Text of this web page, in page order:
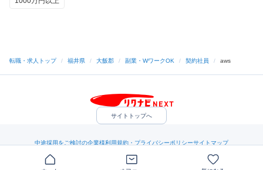
転職・求人トップ / 福井県 / 大飯郡 / 副業・WワークOK / 契約社員 / aws
サイトトップへ
中途採用をご検討の企業様利用規約・プライバシーポリシーサイトマップ
（C）Indeed Inc.